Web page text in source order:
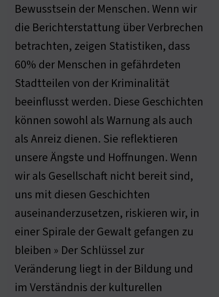
Bewusstsein der Menschen. Wenn wir
die Berichterstattung über Verbrechen
betrachten, zeigen Statistiken, dass
60% der Menschen in gefährdeten
Stadtteilen von der Kriminalität
beeinflusst werden. Diese Geschichten
können sowohl als Warnung als auch
als Anreiz dienen. Sie reflektieren
unsere Ängste und Hoffnungen. Wenn
wir als Gesellschaft nicht bereit sind,
uns mit diesen Geschichten
auseinanderzusetzen, riskieren wir, in
einer Spirale der Gewalt gefangen zu
bleiben » Der Schlüssel zur
Veränderung liegt in der Bildung und
im Verständnis der kulturellen